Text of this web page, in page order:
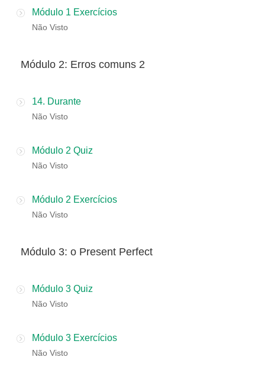
Módulo 1 Exercícios
Não Visto
​​Módulo 2: Erros comuns 2
14. Durante
Não Visto
Módulo 2 Quiz
Não Visto
Módulo 2 Exercícios
Não Visto
Módulo 3: o Present Perfect
Módulo 3 Quiz
Não Visto
Módulo 3 Exercícios
Não Visto